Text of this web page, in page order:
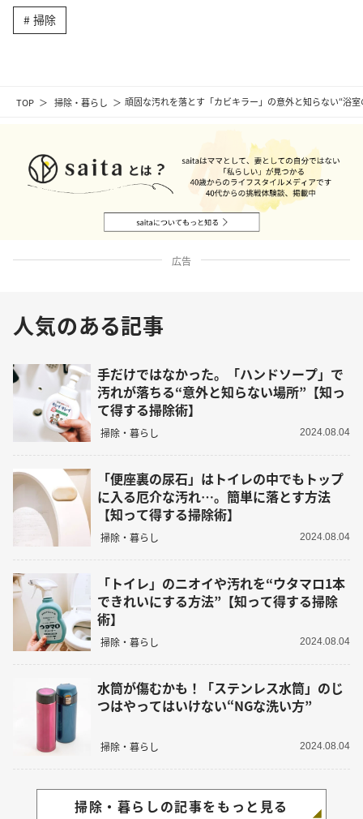
TOP 掃除・暮らし 頑固な汚れを落とす「カビキラー」の意外と知らない“浴
掃除
広告
人気のある記事
手だけではなかった。「ハンドソープ」で
汚れが落ちる“意外と知らない場所”【知っ
て得する掃除術】
掃除・暮らし 2024.08.04
「便座裏の尿石」はトイレの中でもトップ
に入る厄介な汚れ…。簡単に落とす方法
【知って得する掃除術】
掃除・暮らし 2024.08.04
「トイレ」のニオイや汚れを“ウタマロ1本
できれいにする方法”【知って得する掃除
術】
掃除・暮らし 2024.08.04
水筒が傷むかも！「ステンレス水筒」のじ
つはやってはいけない“NGな洗い方”
掃除・暮らし 2024.08.04
掃除・暮らしの記事をもっと見る